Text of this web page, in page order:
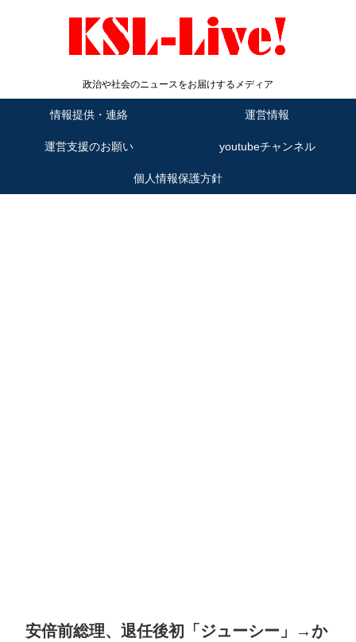
政治や社会のニュースをお届けするメディア
情報提供・連絡 運営情報
運営支援のお願い youtubeチャンネル
個人情報保護方針
安倍前総理、退任後初「ジューシー」→か